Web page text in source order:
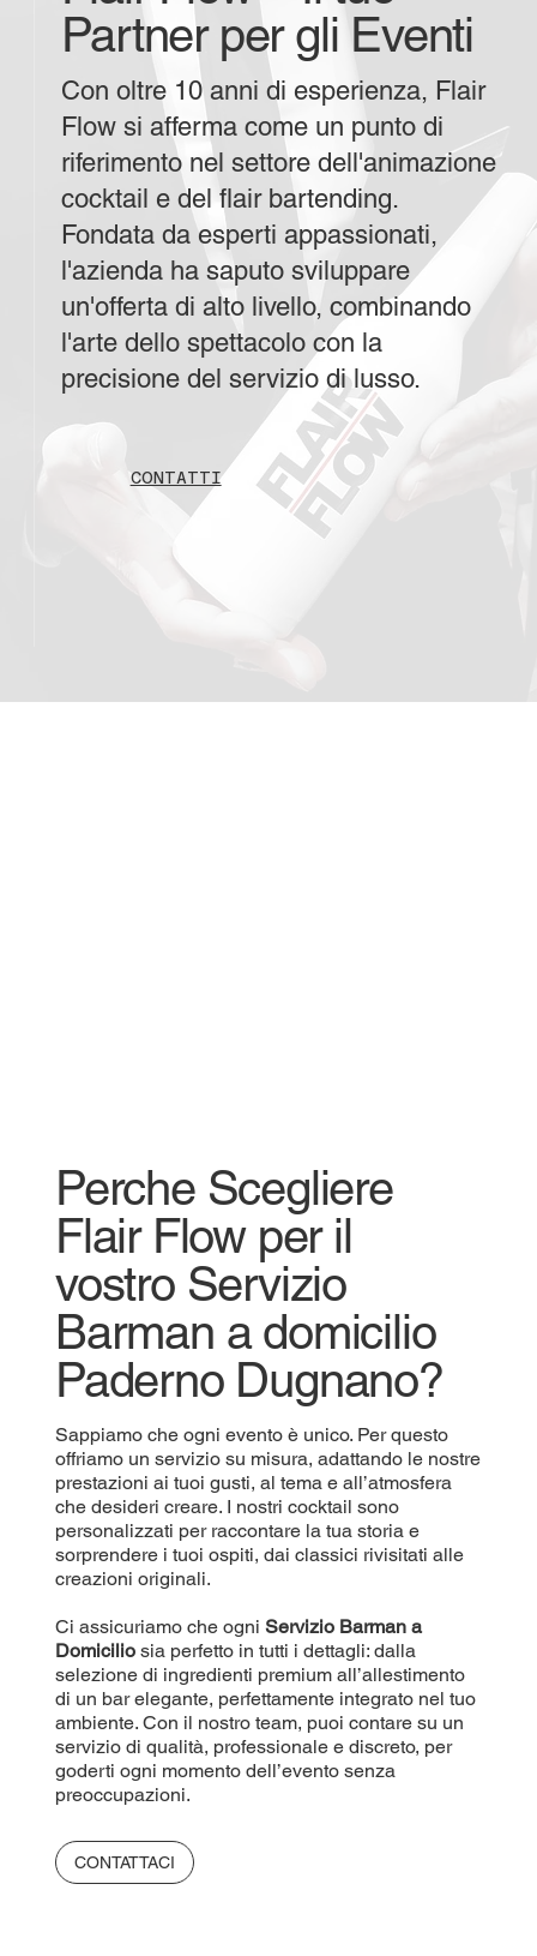
Perche Scegliere
Flair Flow per il
vostro Servizio
Barman a domicilio
Paderno Dugnano?
Sappiamo che ogni evento è unico. Per questo
offriamo un servizio su misura, adattando le nostre
prestazioni ai tuoi gusti, al tema e all’atmosfera
che desideri creare. I nostri cocktail sono
personalizzati per raccontare la tua storia e
sorprendere i tuoi ospiti, dai classici rivisitati alle
creazioni originali.
Ci assicuriamo che ogni Servizio Barman a
Domiciliosia perfetto in tutti i dettagli: dalla
selezione di ingredienti premium all’allestimento
di un bar elegante, perfettamente integrato nel tuo
ambiente. Con il nostro team, puoi contare su un
servizio di qualità, professionale e discreto, per
goderti ogni momento dell’evento senza
preoccupazioni.
CONTATTACI
Partner per gli Eventi
CONTATTI
Con oltre 10 anni di esperienza, Flair
Flow si afferma come un punto di
riferimento nel settore dell'animazione
cocktail e del flair bartending.
Fondata da esperti appassionati,
l'azienda ha saputo sviluppare
un'offerta di alto livello, combinando
l'arte dello spettacolo con la
precisione del servizio di lusso.